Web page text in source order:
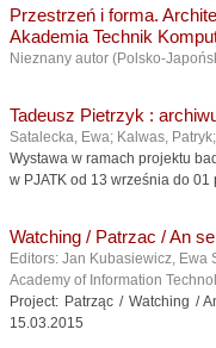
Przestrzeń i forma.
Akademia Technik
Nieznany autor (Polsko-
Tadeusz Pietrzyk :
Satalecka, Ewa; Kalwas,
Wystawa w ramach projektu
w PJATK od 13 września do
Watching / Patrzac / An
Editors: Jan Kubasiewicz, Ewa
Academy of Information
Project: Patrząc / Watching /
15.03.2015